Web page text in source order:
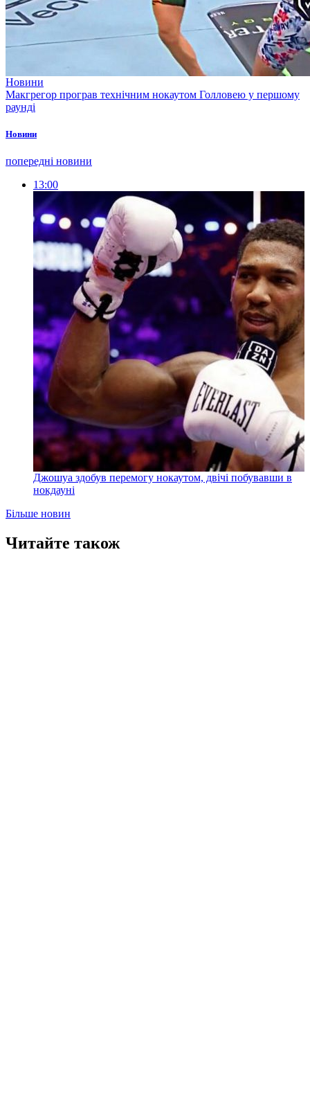
Новини
Макгрегор програв технічним нокаутом Голловею у першому
раунді
Новини
попередні новини
13:00
Джошуа здобув перемогу нокаутом, двічі побувавши в
нокдауні
Більше новин
Читайте також